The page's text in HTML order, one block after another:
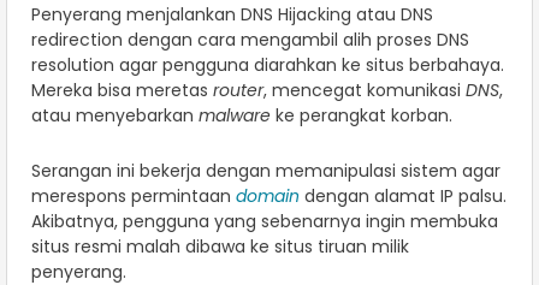
Penyerang menjalankan DNS Hijacking atau DNS
redirection dengan cara mengambil alih proses DNS
resolution agar pengguna diarahkan ke situs berbahaya.
Mereka bisa meretas router, mencegat komunikasi DNS,
atau menyebarkan malware ke perangkat korban.
Serangan ini bekerja dengan memanipulasi sistem agar
merespons permintaan domain dengan alamat IP palsu.
Akibatnya, pengguna yang sebenarnya ingin membuka
situs resmi malah dibawa ke situs tiruan milik
penyerang.